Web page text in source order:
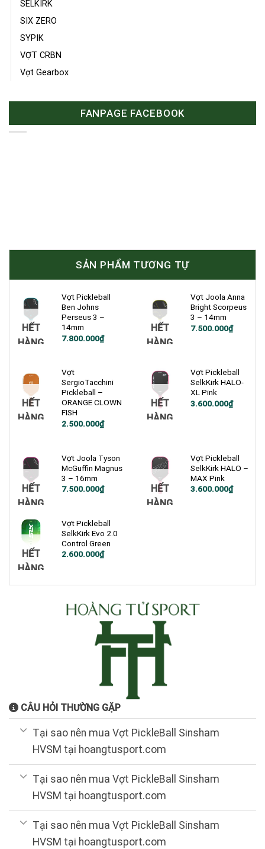
SELKIRK
SIX ZERO
SYPIK
VỢT CRBN
Vợt Gearbox
FANPAGE FACEBOOK
SẢN PHẨM TƯƠNG TỰ
HẾT
HÀNG
Vợt Pickleball
Ben Johns
Perseus 3 –
14mm
7.800.000₫
HẾT
HÀNG
Vợt Joola Anna
Bright Scorpeus
3 – 14mm
7.500.000₫
HẾT
HÀNG
Vợt
SergioTacchini
Pickleball –
ORANGE CLOWN
FISH
Giá
2.500.000₫
Giá
2.500.000₫.
HẾT
HÀNG
Vợt Pickleball
SelkKirk HALO-
XL Pink
Giá
3.600.000₫
Giá
HẾT
HÀNG
Vợt Joola Tyson
McGuffin Magnus
3 – 16mm
7.500.000₫
HẾT
HÀNG
Vợt Pickleball
SelkKirk HALO –
MAX Pink
Giá
3.600.000₫
Giá
HẾT
HÀNG
Vợt Pickleball
SelkKirk Evo 2.0
Control Green
Giá
2.600.000₫
Giá
2.600.000₫.
CÂU HỎI THƯỜNG GẶP
Tại sao nên mua Vợt PickleBall Sinsham
HVSM tại hoangtusport.com
Tại sao nên mua Vợt PickleBall Sinsham
HVSM tại hoangtusport.com
Tại sao nên mua Vợt PickleBall Sinsham
HVSM tại hoangtusport.com